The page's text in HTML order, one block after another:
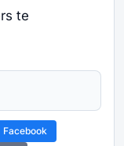
te
Facebook